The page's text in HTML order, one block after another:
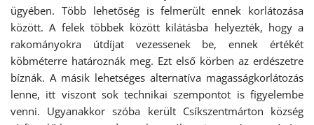
ügyében. Több lehetőség is felmerült ennek korlátozása
között. A felek többek között kilátásba helyezték, hogy a
rakományokra útdíjat vezessenek be, ennek értékét
köbméterre határoznák meg. Ezt első körben az erdészetre
bíznák. A másik lehetséges alternatíva magasságkorlátozás
lenne, itt viszont sok technikai szempontot is figyelembe
venni. Ugyanakkor szóba került Csíkszentmárton község